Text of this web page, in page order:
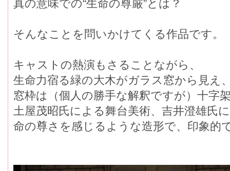
真の意味での“生命の尊厳”とは？
そんなことを問いかけてくる作品です。
キャストの熱演もさることながら、
生命力宿る緑の大木がガラス窓から見え
窓枠は（個人の勝手な解釈ですが）十字
土屋茂昭氏による舞台美術、吉井澄雄氏
命の尊さを感じるような造形で、印象的